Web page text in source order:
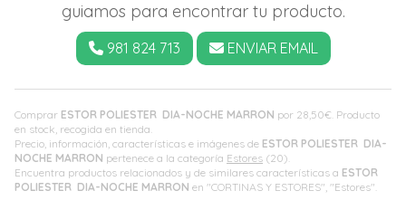
Comprar ESTOR POLIESTER DIA-NOCHE MARRON por 28,50€ . Producto
en stock, recogida en tienda.
Precio, información, características e imágenes de ESTOR POLIESTER DIA-
NOCHE MARRON pertenece a la categoría Estores (20).
Encuentra productos relacionados y de similares características a ESTOR
POLIESTER DIA-NOCHE MARRON en "CORTINAS Y ESTORES", "Estores".
guiamos para encontrar tu producto.
981 824 713 ENVIAR EMAIL